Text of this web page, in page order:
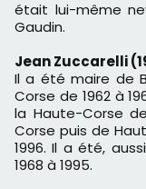
était lui-même
Gaudin.
Jean Zuccarelli
Il a été maire de
Corse de 1962 à
la Haute-Corse
Corse puis de
1996. Il a été,
1968 à 1995.